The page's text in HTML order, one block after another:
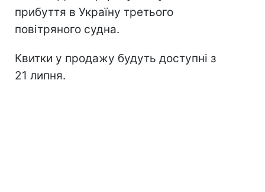
прибуття в Україну третього
повітряного судна.
Квитки у продажу будуть доступні з
21 липня.